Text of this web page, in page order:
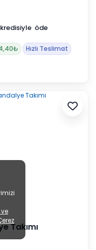
kredisiyle öde
Hızlı Teslimat
Takımı